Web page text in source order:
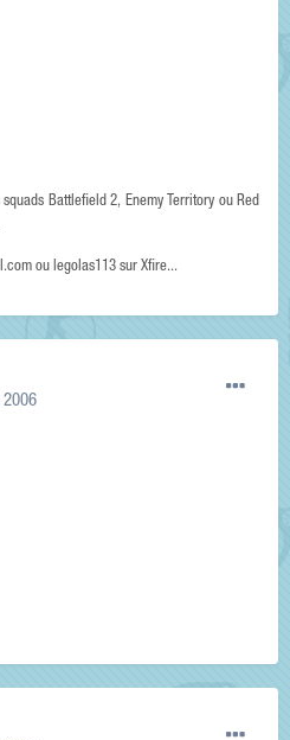
Battlefield 2, Enemy Territory ou Red
ou legolas113 sur Xfire...
2006